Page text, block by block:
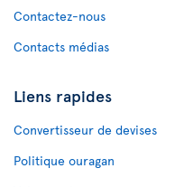
Contactez-nous
Contacts médias
Liens rapides
Convertisseur de devises
Politique ouragan